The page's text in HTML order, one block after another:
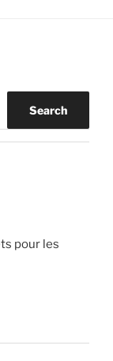
Search
pour les